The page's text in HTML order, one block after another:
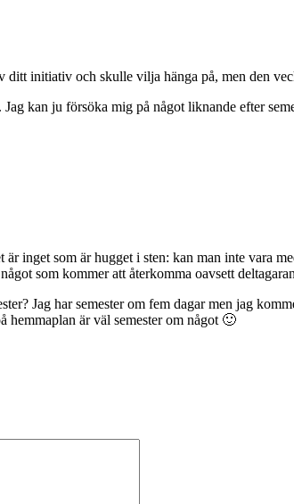
ditt initiativ och skulle vilja hänga på, men den
kan ju försöka mig på något liknande efter
inget som är hugget i sten: kan man inte vara
som kommer att återkomma oavsett
Jag har semester om fem dagar men jag
hemmaplan är väl semester om något 🙂